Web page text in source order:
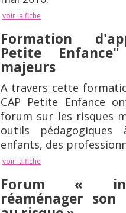
voir la fiche
Formation
Petite
majeurs
A travers cette
CAP Petite Enfance
forum sur les risques
outils
enfants, des
voir la fiche
Forum «
réaménager